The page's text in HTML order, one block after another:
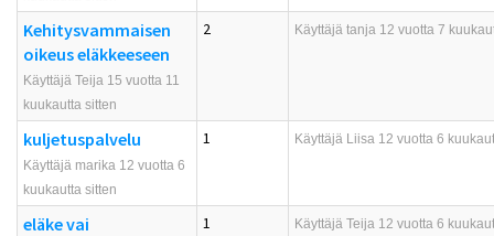
Kehitysvammaisen
oikeus eläkkeeseen
Käyttäjä Teija 15 vuotta 11
kuukautta sitten
2 Käyttäjä tanja 12 vuotta 7
kuljetuspalvelu
Käyttäjä marika 12 vuotta 6
kuukautta sitten
1 Käyttäjä Liisa 12 vuotta 6
eläke vai
1 Käyttäjä Teija 12 vuotta 6